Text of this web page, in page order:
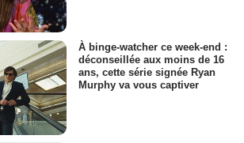
À binge-watcher ce week-end :
déconseillée aux moins de 16
ans, cette série signée Ryan
Murphy va vous captiver